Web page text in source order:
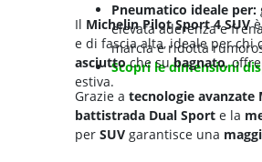
Pneumatico ideale per:
elevata aderenza e
marcia e ridotta
Scopri le dimensioni
Il Michelin Pilot Sport 4 SUV
e di fascia alta, ideale per chi
asciuttoche subagnato,
estiva.
Grazie a tecnologie avanzate
battistrada Dual Sport e la
per SUV garantisce una